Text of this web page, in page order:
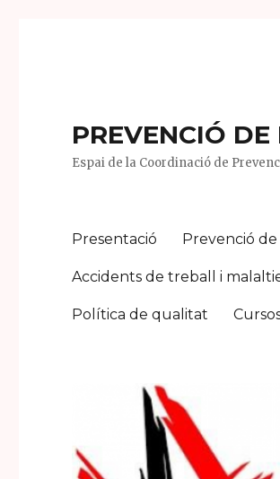
PREVENCIÓ
Espai de la Coordinació de
Presentació Prevenció de
Accidents de treball i
Política de qualitat